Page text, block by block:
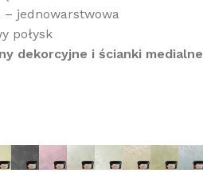
– jednowarstwowa
połysk
dekorcyjne i ścianki medialne